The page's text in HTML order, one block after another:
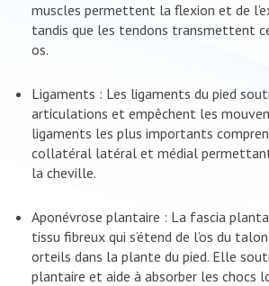
muscles permettent la flexion et de
tandis que les tendons transmettent
os.
Ligaments : Les ligaments du pied
articulations et empêchent les
ligaments les plus importants
collatéral latéral et médial
la cheville.
Aponévrose plantaire : La fascia
tissu fibreux qui s’étend de l’os du
orteils dans la plante du pied. Elle
plantaire et aide à absorber les chocs